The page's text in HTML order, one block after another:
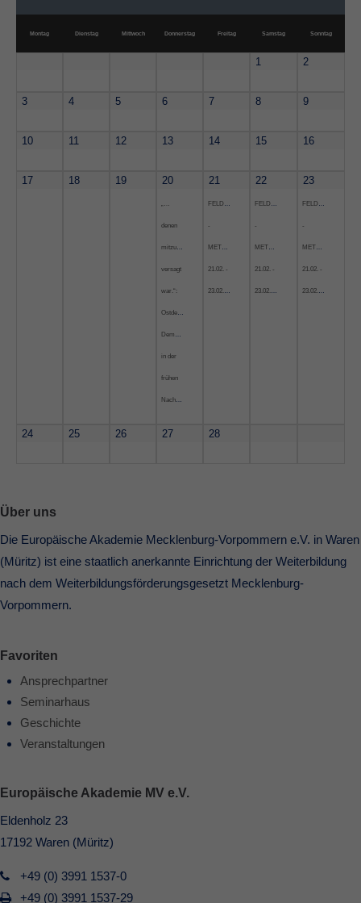
Montag Di enstag Mi ttwoch Donnerstag Freitag Samstag Sonntag
1 2
3 4 5 6 7 8 9
10 11 12 13 14 15 16
17 18 19 20
„…
denen
mitzuwirken
versagt
war.“:
Ostdeutsche
Demokraten
in der
frühen
Nachkriegszeit
21
FELDENKRAIS
-
METHODE
21.02. -
23.02.2025
22
FELDENKRAIS
-
METHODE
21.02. -
23.02.2025
23
FELDENKRAIS
-
METHODE
21.02. -
23.02.2025
24 25 26 27 28
Über uns
Die Europäische Akademie Mecklenburg-Vorpommern e.V. in Waren
(Müritz) ist eine staatlich anerkannte Einrichtung der Weiterbildung
nach dem Weiterbildungsförderungsgesetzt Mecklenburg-
Vorpommern.
Favoriten
Ansprechpartner
Seminarhaus
Geschichte
Veranstaltungen
Europäische Akademie MV e.V.
Eldenholz 23
17192 Waren (Müritz)
+49 (0) 3991 1537-0
+49 (0) 3991 1537-29